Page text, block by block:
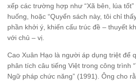
xếp các trường hợp như “Xã bên, lúa
huống, hoặc “Quyển sách này, tôi chỉ
phần khởi ý, khiến cấu trúc đề – thuyết
với chủ – vị.
Cao Xuân Hạo là người áp dụng triệt để
phân tích câu tiếng Việt trong công trình
Ngữ pháp chức năng” (1991). Ông cho